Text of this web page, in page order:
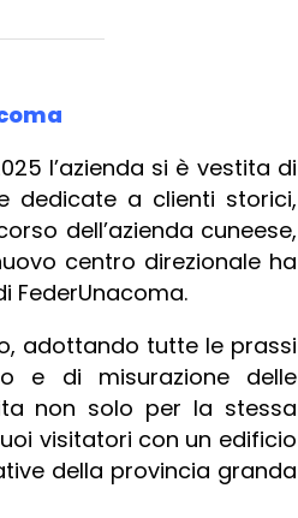
l’azienda si è vestita di
dedicate a clienti storici,
dell’azienda cuneese,
centro direzionale ha
FederUnacoma.
adottando tutte le prassi
e di misurazione delle
non solo per la stessa
visitatori con un edificio
della provincia granda